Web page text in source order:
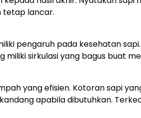
tetap lancar.
pengaruh pada kesehatan
sirkulasi yang bagus buat
yang efisien. Kotoran sapi
apabila dibutuhkan.